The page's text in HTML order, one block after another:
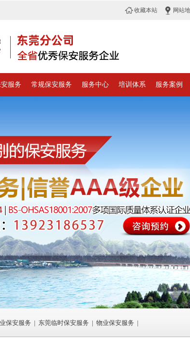
收藏本站 网站
服务 常规保安服务 服务中心 培训体系 服务案例
保安服务 | 东莞临时保安服务 | 物业保安服务 |